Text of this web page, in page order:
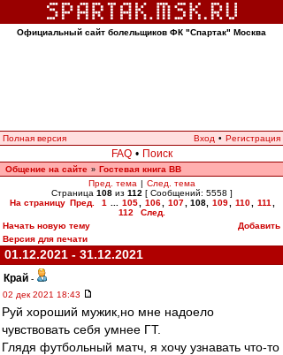
Официальный сайт болельщиков ФК "Спартак" Москва
Полная версия Вход • Регистрация
FAQ • Поиск
Общение на сайте » Гостевая книга ВВ
Пред. тема | След. тема
Страница 108из 112 [ Сообщений: 5558 ]
На страницу Пред. 1 105 106 107 108, 109 110 111
112
След.
Начать новую тему
Добавить
Версия для печати
01.12.2021 - 31.12.2021
Край -
02 дек 2021 18:43
Руй хороший мужик,но мне надоело
чувствовать себя умнее ГТ.
Глядя футбольный матч, я хочу узнавать что-то